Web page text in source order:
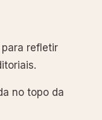
refletir
no topo da